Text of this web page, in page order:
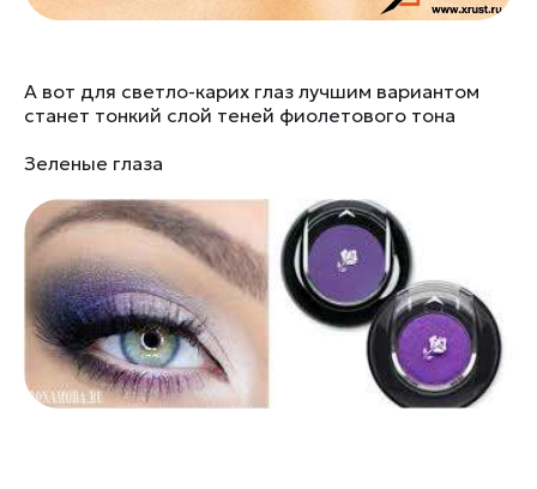
А вот для светло-карих глаз лучшим вариантом
станет тонкий слой теней фиолетового тона
Зеленые глаза